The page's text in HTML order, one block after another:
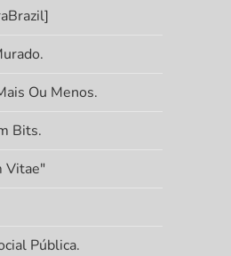
Ou Menos.
Bits.
Vitae"
Pública.